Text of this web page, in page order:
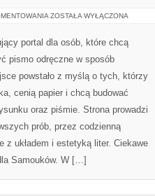
LETTERING
PROJEKTY
ZOSTAŁA WYŁĄCZONA
portal dla osób, które chcą
pismo odręczne w sposób
powstało z myślą o tych, którzy
cenią papier i chcą budować
oraz piśmie. Strona prowadzi
prób, przez codzienną
z układem i estetyką liter. Ciekawe
Samouków. W […]